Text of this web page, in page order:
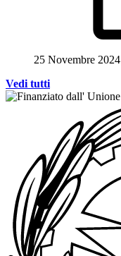
25 Novembre 2024
Vedi tutti